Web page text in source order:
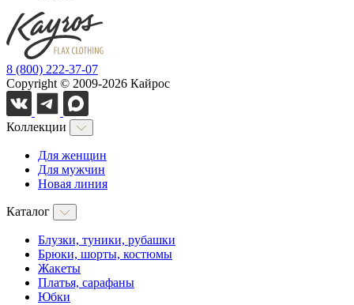
8 (800) 222-37-07
Copyright © 2009-2026 Кайрос
Коллекции
Для женщин
Для мужчин
Новая линия
Каталог
Блузки, туники, рубашки
Брюки, шорты, костюмы
Жакеты
Платья, сарафаны
Юбки